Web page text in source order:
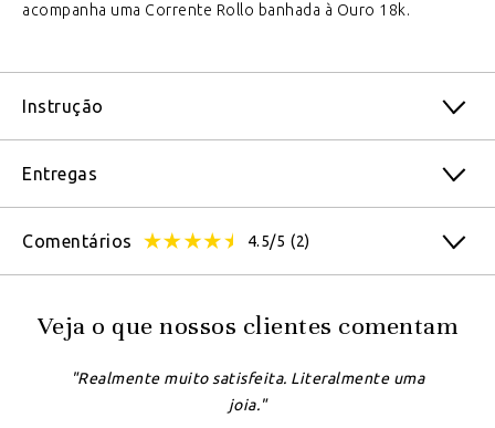
acompanha uma Corrente Rollo banhada à Ouro 18k.
Instrução
Entregas
Comentários 4.5/5 (2)
Veja o que nossos clientes comentam
"Realmente muito satisfeita. Literalmente uma
joia."